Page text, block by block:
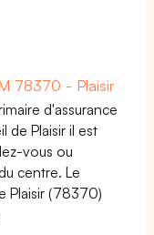
78370 - Plaisir
d'assurance
de Plaisir il est
vous ou
centre. Le
Plaisir (78370)